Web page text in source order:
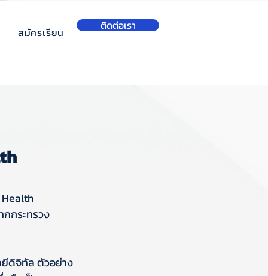
สมัครเรียน ติดต่อเรา
กระทรวง
ยีดิจิทัล ตัวอย่าง